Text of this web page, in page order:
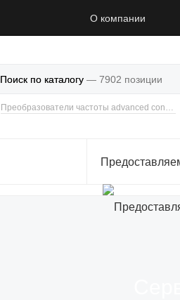
О компании
Поиск по каталогу
Преобразователи частоты advanced control , Веспер,